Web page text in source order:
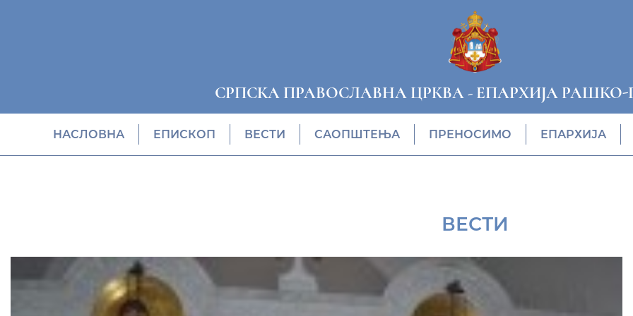
СРПСКА ПРАВОСЛАВНА ЦРКВА- ЕПАРХИЈА
НАСЛОВНА EПИСКОП ВЕСТИ САОПШТЕЊА ПРЕНОСИМО ЕПАРХИЈА
ВЕСТИ